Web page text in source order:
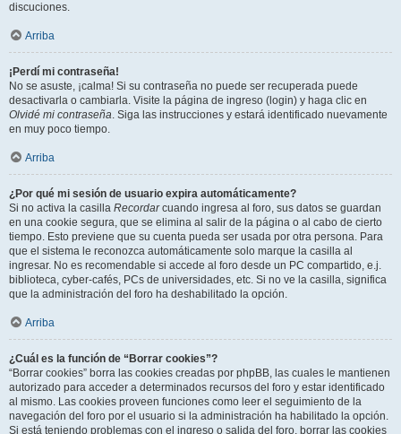
discuciones.
Arriba
¡Perdí mi contraseña!
No se asuste, ¡calma! Si su contraseña no puede ser recuperada puede
desactivarla o cambiarla. Visite la página de ingreso (login) y haga clic en
Olvidé mi contraseña. Siga las instrucciones y estará identificado nuevamente
en muy poco tiempo.
Arriba
¿Por qué mi sesión de usuario expira automáticamente?
Si no activa la casilla Recordarcuando ingresa al foro, sus datos se guardan
en una cookie segura, que se elimina al salir de la página o al cabo de cierto
tiempo. Esto previene que su cuenta pueda ser usada por otra persona. Para
que el sistema le reconozca automáticamente solo marque la casilla al
ingresar. No es recomendable si accede al foro desde un PC compartido, e.j.
biblioteca, cyber-cafés, PCs de universidades, etc. Si no ve la casilla, significa
que la administración del foro ha deshabilitado la opción.
Arriba
¿Cuál es la función de “Borrar cookies”?
“Borrar cookies” borra las cookies creadas por phpBB, las cuales le mantienen
autorizado para acceder a determinados recursos del foro y estar identificado
al mismo. Las cookies proveen funciones como leer el seguimiento de la
navegación del foro por el usuario si la administración ha habilitado la opción.
Si está teniendo problemas con el ingreso o salida del foro, borrar las cookies